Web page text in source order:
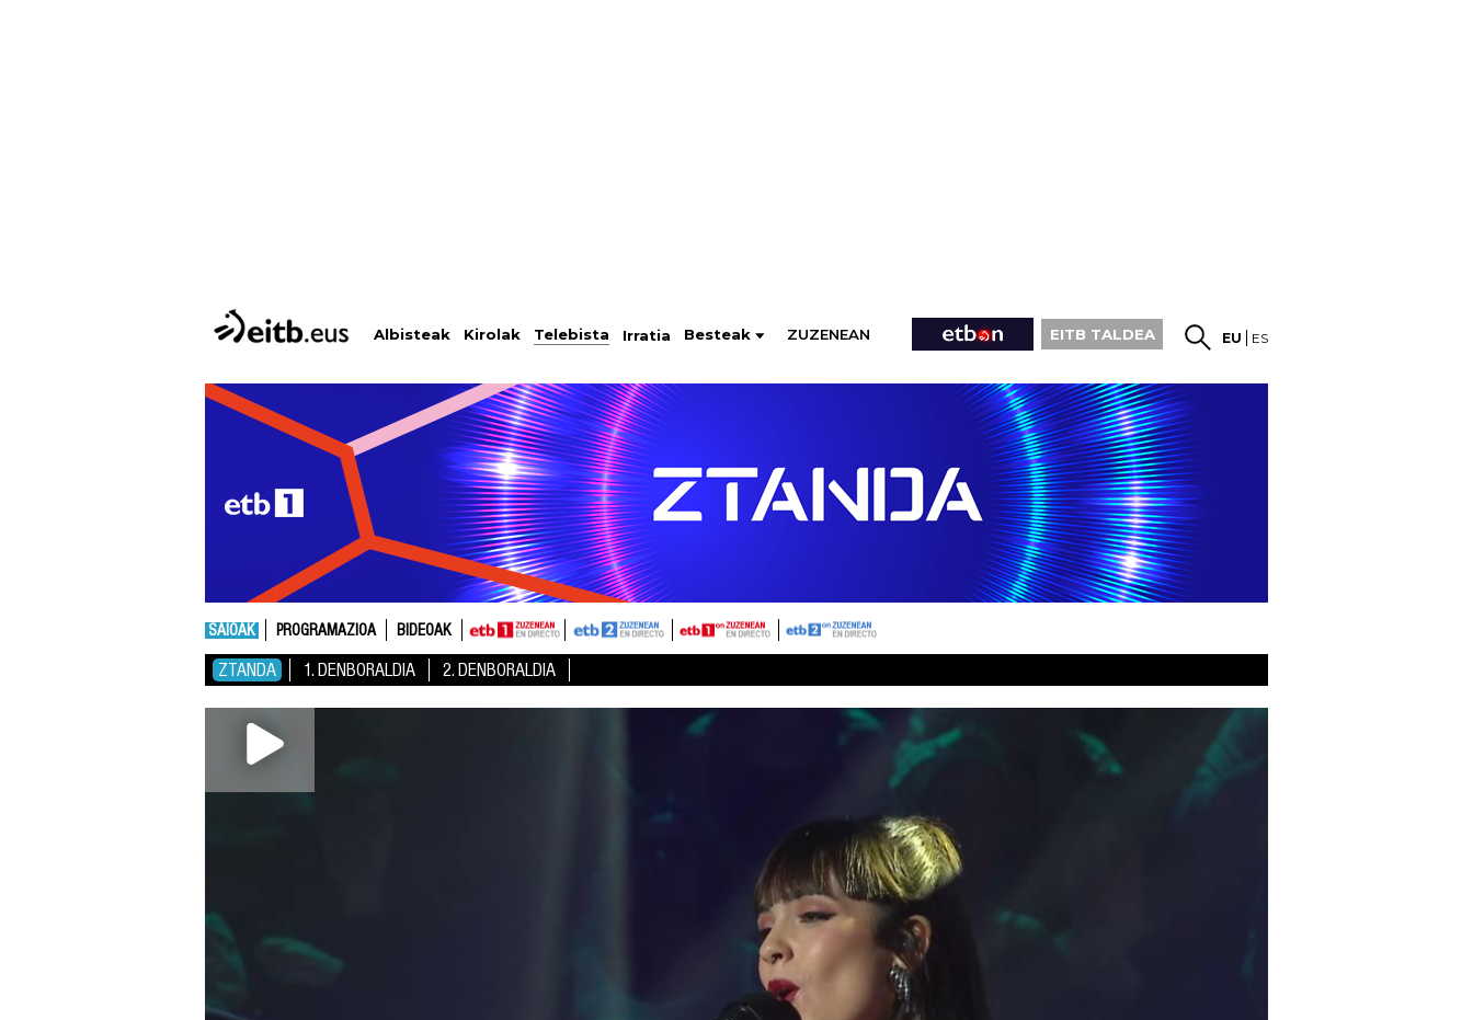
Albisteak Kirolak Telebista Irratia Besteak ZUZENEAN EITB TALDEA EU ES
SAIOAK PROGRAMAZIOA BIDEOAK
ZTANDA 1. DENBORALDIA 2. DENBORALDIA